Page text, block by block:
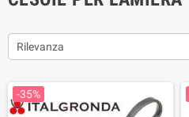
Rilevanza
-35%